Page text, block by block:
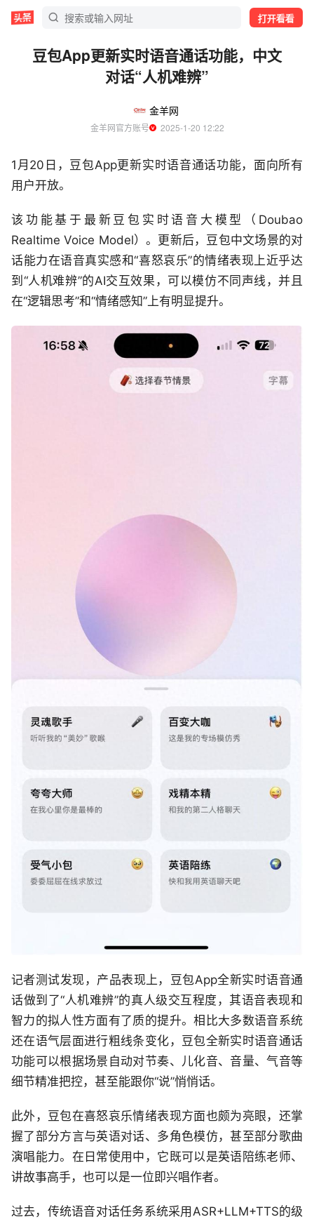
打开看看
豆包App更新实时语音通话功能，中文
对话“人机难辨”
金羊网
金羊网官方账号
  2025-1-20 12:22
1月20日，豆包App更新实时语音通话功能，面向所有
用户开放。
该功能基于最新豆包实时语音大模型（Doubao
Realtime Voice Model）。更新后，豆包中文场景的对
话能力在语音真实感和“喜怒哀乐”的情绪表现上近乎达
到“人机难辨”的AI交互效果，可以模仿不同声线，并且
在“逻辑思考”和“情绪感知”上有明显提升。
记者测试发现，产品表现上，豆包App全新实时语音通
话做到了“人机难辨”的真人级交互程度，其语音表现和
智力的拟人性方面有了质的提升。相比大多数语音系统
还在语气层面进行粗线条变化，豆包全新实时语音通话
功能可以根据场景自动对节奏、儿化音、音量、气音等
细节精准把控，甚至能跟你“说”悄悄话。
此外，豆包在喜怒哀乐情绪表现方面也颇为亮眼，还掌
握了部分方言与英语对话、多角色模仿，甚至部分歌曲
演唱能力。在日常使用中，它既可以是英语陪练老师、
讲故事高手，也可以是一位即兴唱作者。
过去，传统语音对话任务系统采用ASR+LLM+TTS的级